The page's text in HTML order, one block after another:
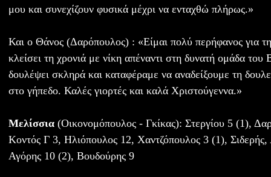
μου και συνεχίζουν φυσικά μέχρι να ενταχθώ πλήρως.»
Και ο Θάνος (Δαρόπουλος) : «Είμαι πολύ περήφανος για
κλείσει τη χρονιά με νίκη απέναντι στη δυνατή ομάδα
δουλέψει σκληρά και καταφέραμε να αναδείξουμε τη
στο γήπεδο. Καλές γιορτές και καλά Χριστούγεννα.»
Μελίσσια (Οικονομόπουλος - Γκίκας): Στεργίου 5 (1),
Κοντός Γ 3, Ηλιόπουλος 12, Χαντζόπουλος 3 (1),
Αγόρης 10 (2), Βουδούρης 9